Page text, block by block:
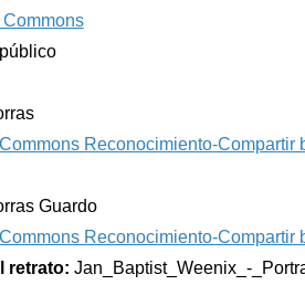
Reconocimiento-
Guardo
Reconocimiento-
retrato: Jan_Baptist_Weenix_-